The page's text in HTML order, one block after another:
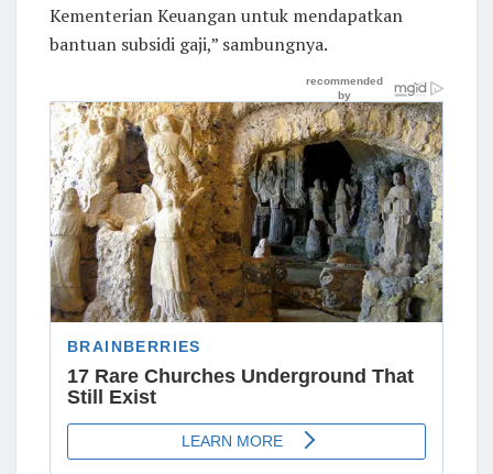
Kementerian Keuangan untuk mendapatkan
bantuan subsidi gaji,” sambungnya.